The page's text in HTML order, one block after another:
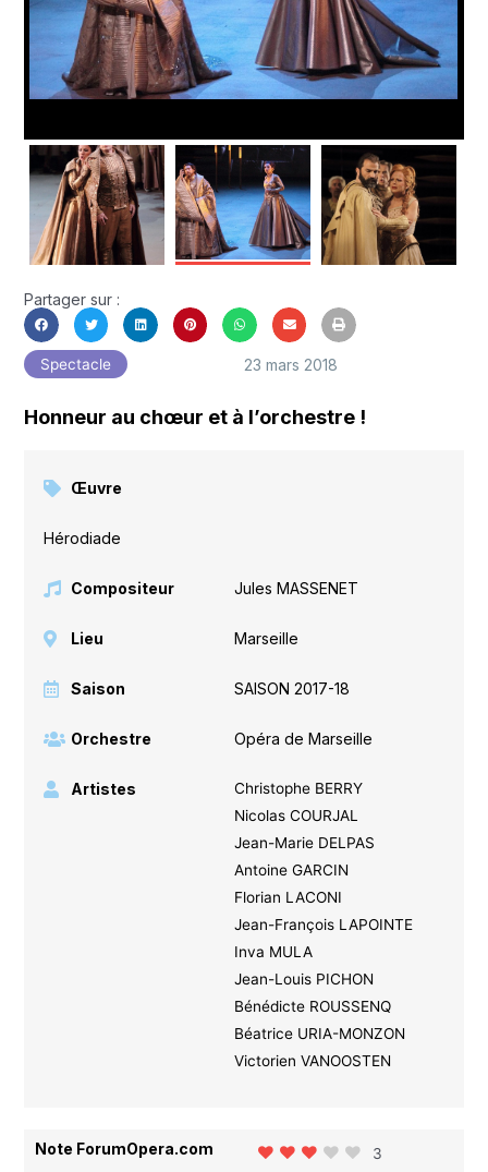
Partager sur :
Spectacle 23 mars 2018
Honneur au chœur et à l’orchestre !
Œuvre
Hérodiade
Compositeur Jules MASSENET
Lieu Marseille
Saison SAISON 2017-18
Orchestre Opéra de Marseille
Artistes
Christophe BERRY
Nicolas COURJAL
Jean-Marie DELPAS
Antoine GARCIN
Florian LACONI
Jean-François LAPOINTE
Inva MULA
Jean-Louis PICHON
Bénédicte ROUSSENQ
Béatrice URIA-MONZON
Victorien VANOOSTEN
Note ForumOpera.com 3